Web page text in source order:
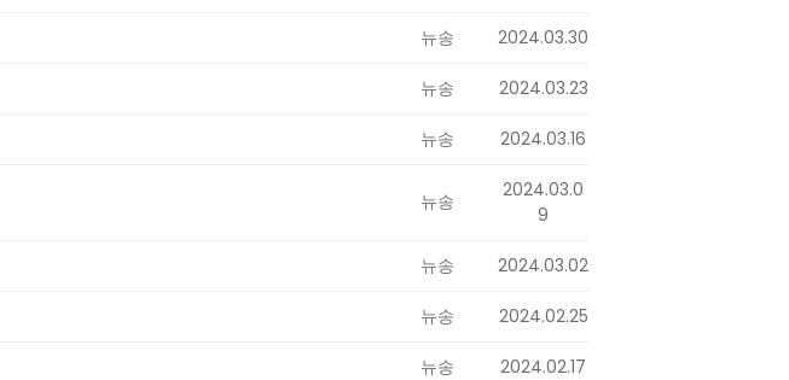
뉴송 2024.03.30
뉴송 2024.03.23
뉴송 2024.03.16
뉴송
2024.03.0
9
뉴송 2024.03.02
뉴송 2024.02.25
뉴송 2024.02.17